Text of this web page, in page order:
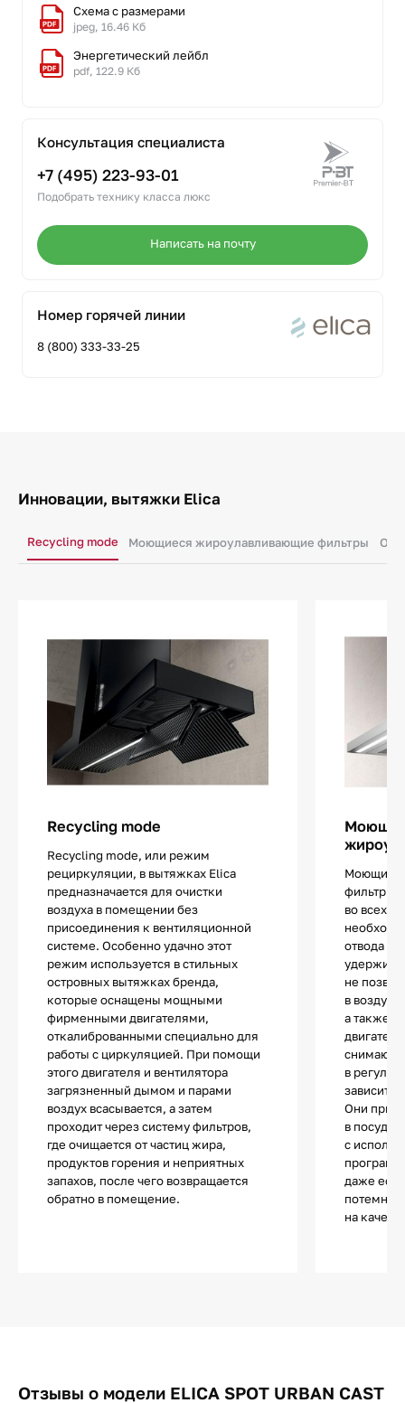
Схема с размерами
jpeg, 16.46 Кб
Энергетический лейбл
pdf, 122.9 Кб
Консультация специалиста
+7 (495) 223-93-01
Подобрать технику класса люкс
Написать на почту
Номер горячей линии
8 (800) 333-33-25
Инновации, вытяжки Elica
Recycling mode Моющиеся жироулавливающие фильтры
Recycling mode
Recycling mode, или режим
рециркуляции, в вытяжках Elica
предназначается для очистки
воздуха в помещении без
присоединения к вентиляционной
системе. Особенно удачно этот
режим используется в стильных
островных вытяжках бренда,
которые оснащены мощными
фирменными двигателями,
откалиброванными специально для
работы с циркуляцией. При помощи
этого двигателя и вентилятора
загрязненный дымом и парами
воздух всасывается, а затем
проходит через систему фильтров,
где очищается от частиц жира,
продуктов горения и неприятных
запахов, после чего возвращается
обратно в помещение.
фильтры
во всех
отвода
не
в воздух
а также
в
зависит
Они
в
с
даже
на
Отзывы о модели ELICA SPOT URBAN CAST